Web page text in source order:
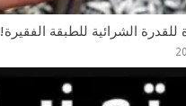
الشرائية للطبقة الفقيرة!